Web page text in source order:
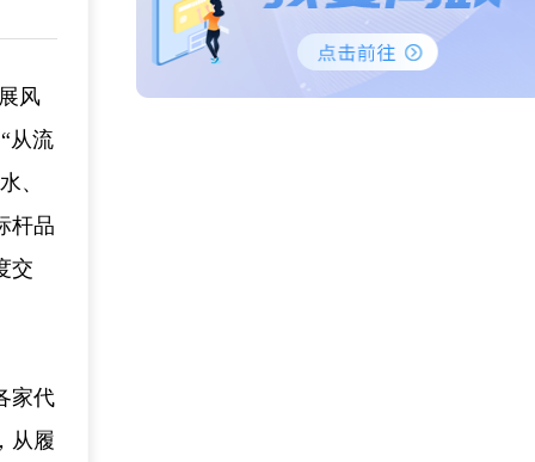
风
从流
、
杆品
交
家代
从履